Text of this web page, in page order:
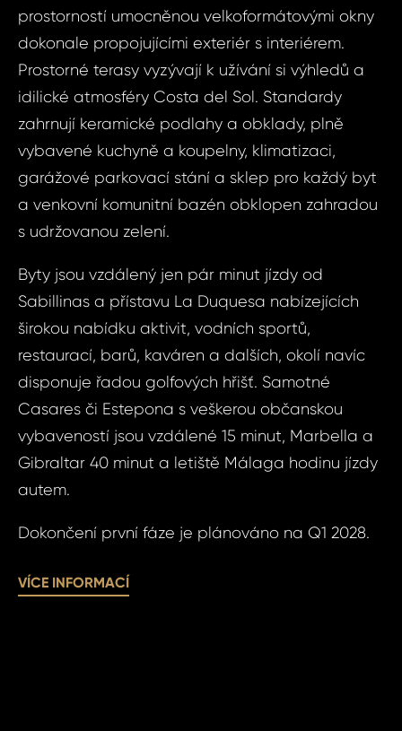
prostorností umocněnou velkoformátovými okny
dokonale propojujícími exteriér s interiérem.
Prostorné terasy vyzývají k užívání si výhledů a
idilické atmosféry Costa del Sol. Standardy
zahrnují keramické podlahy a obklady, plně
vybavené kuchyně a koupelny, klimatizaci,
garážové parkovací stání a sklep pro každý byt
a venkovní komunitní bazén obklopen zahradou
s udržovanou zelení.
Byty jsou vzdálený jen pár minut jízdy od
Sabillinas a přístavu La Duquesa nabízejících
širokou nabídku aktivit, vodních sportů,
restaurací, barů, kaváren a dalších, okolí navíc
disponuje řadou golfových hřišť. Samotné
Casares či Estepona s veškerou občanskou
vybaveností jsou vzdálené 15 minut, Marbella a
Gibraltar 40 minut a letiště Málaga hodinu jízdy
autem.
Dokončení první fáze je plánováno na Q1 2028.
VÍCE INFORMACÍ
Sjednat
Byty v klidné
golfu -
Byty